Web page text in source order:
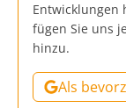
Entwicklungen
fügen Sie uns
hinzu.
Als